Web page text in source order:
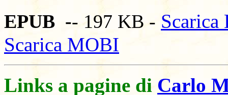
EPUB -- 197 KB - Scarica
Scarica MOBI
Links a pagine di Carlo